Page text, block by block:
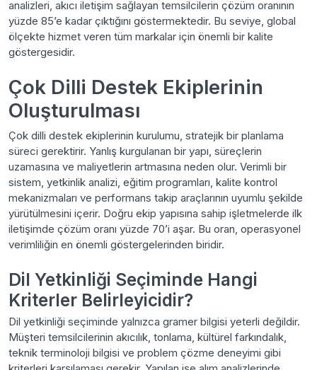
analizleri, akıcı iletişim sağlayan temsilcilerin çözüm oranının
yüzde 85’e kadar çıktığını göstermektedir. Bu seviye, global
ölçekte hizmet veren tüm markalar için önemli bir kalite
göstergesidir.
Çok Dilli Destek Ekiplerinin
Oluşturulması
Çok dilli destek ekiplerinin kurulumu, stratejik bir planlama
süreci gerektirir. Yanlış kurgulanan bir yapı, süreçlerin
uzamasına ve maliyetlerin artmasına neden olur. Verimli bir
sistem, yetkinlik analizi, eğitim programları, kalite kontrol
mekanizmaları ve performans takip araçlarının uyumlu şekilde
yürütülmesini içerir. Doğru ekip yapısına sahip işletmelerde ilk
iletişimde çözüm oranı yüzde 70’i aşar. Bu oran, operasyonel
verimliliğin en önemli göstergelerinden biridir.
Dil Yetkinliği Seçiminde Hangi
Kriterler Belirleyicidir?
Dil yetkinliği seçiminde yalnızca gramer bilgisi yeterli değildir.
Müşteri temsilcilerinin akıcılık, tonlama, kültürel farkındalık,
teknik terminoloji bilgisi ve problem çözme deneyimi gibi